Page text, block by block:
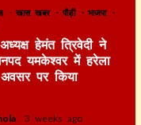
खास खबर पौड़ी
भाजपा
हेमंत त्रिवेदी ने
यमकेश्वर में हरेला
पर किया
3 weeks ago